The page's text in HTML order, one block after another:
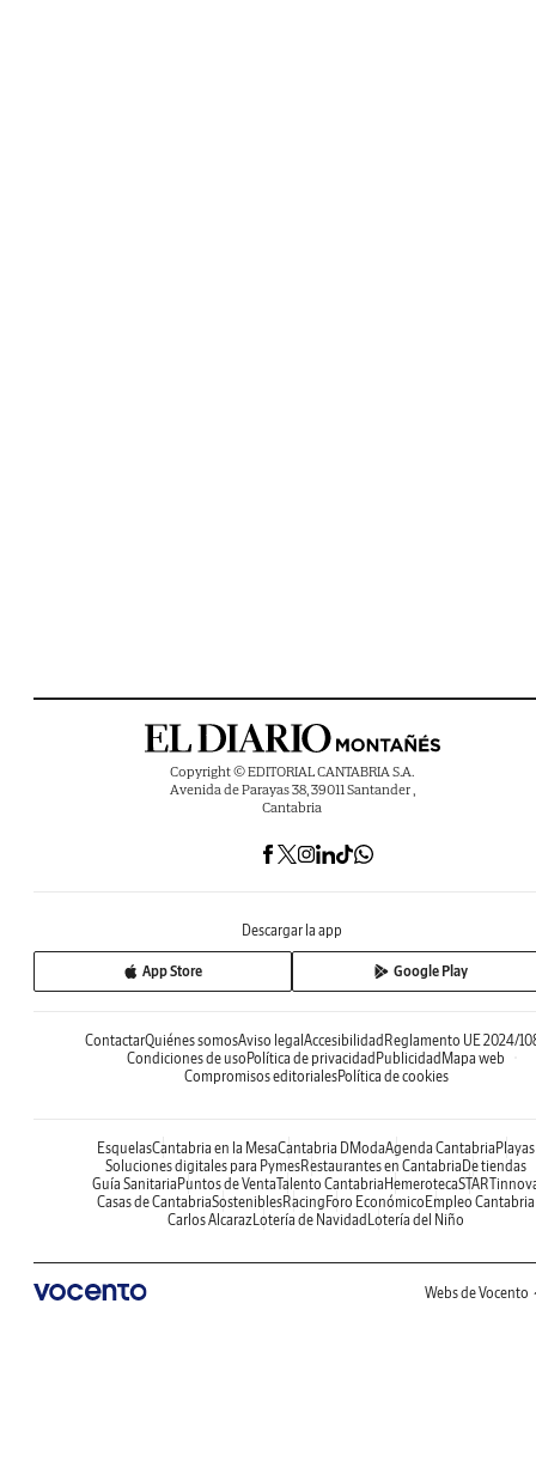
Copyright © EDITORIAL CANTABRIA S.A.
Avenida de Parayas 38, 39011 Santander ,
Cantabria
Descargar la app
App Store Google Play
ContactarQuiénes somosAviso legal Accesibilidad Reglamento UE 2024/
Condiciones de uso Política de privacidad Publicidad Mapa web
Compromisos editorialesPolítica de cookies
EsquelasCantabria en la MesaCantabria DModaAgenda Cantabria Playas
Soluciones digitales para PymesRestaurantes en Cantabria De tiendas
Guía Sanitaria Puntos de VentaTalento Cantabria Hemeroteca
Casas de CantabriaSosteniblesRacing Foro Económico Empleo Cantabria
Carlos Alcaraz Lotería de Navidad Lotería del Niño
Webs de Vocento